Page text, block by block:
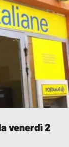
venerdì 2